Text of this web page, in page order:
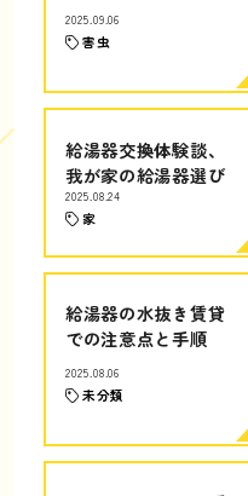
2025.09.06
害虫
給湯器交換体験談、
我が家の給湯器選び
2025.08.24
家
給湯器の水抜き賃貸
での注意点と手順
2025.08.06
未分類